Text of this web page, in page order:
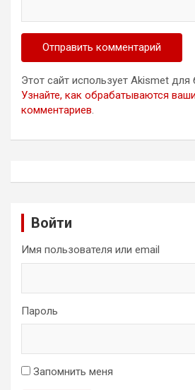
Этот сайт использует Akismet
Узнайте, как обрабатываются
комментариев.
Войти
Имя пользователя или email
Пароль
Запомнить меня